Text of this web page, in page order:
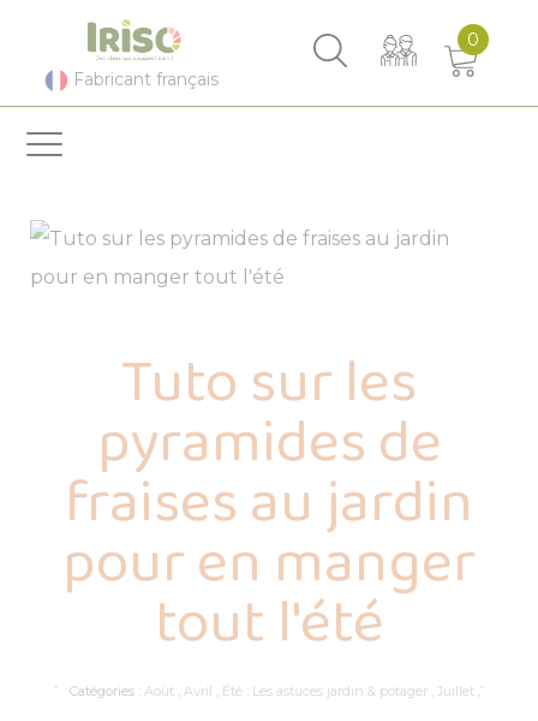
Fabricant français
0
Tuto sur les
pyramides de
fraises au jardin
pour en manger
tout l'été
Catégories : Août Avril Été : Les astuces jardin & potager Juillet
Panneau de gestion des cookies